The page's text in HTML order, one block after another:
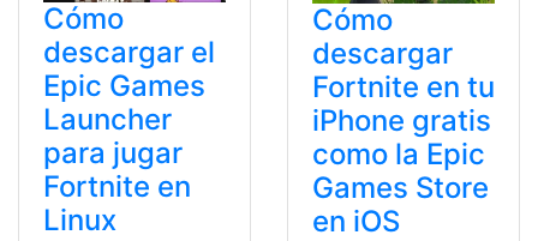
Cómo
descargar el
Epic Games
Launcher
para jugar
Fortnite en
Linux
Cómo
descargar
Fortnite en tu
iPhone gratis
como la Epic
Games Store
en iOS